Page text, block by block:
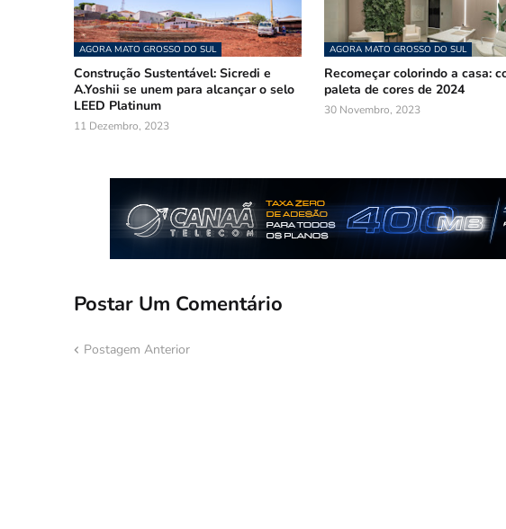
AGORA MATO GROSSO DO SUL
Construção Sustentável: Sicredi e
A.Yoshii se unem para alcançar o selo
LEED Platinum
11 Dezembro, 2023
AGORA MATO GROSSO DO SUL
Recomeçar colorindo a casa:
paleta de cores de 2024
30 Novembro, 2023
Postar Um Comentário
Postagem Anterior